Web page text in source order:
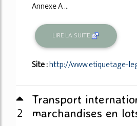
Annexe A ...
LIRE LA SUITE
Site :http://www.etiquetage-
2
Transport
marchandises en